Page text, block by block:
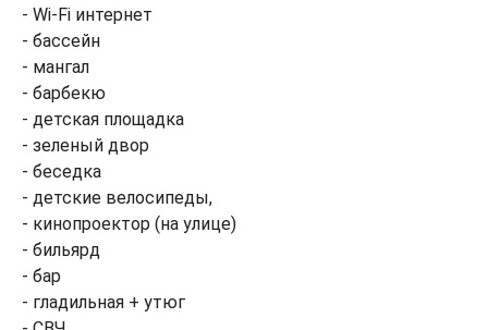
- Wi-Fi интернет
- бассейн
- мангал
- барбекю
- детская площадка
- зеленый двор
- беседка
- детские велосипеды,
- кинопроектор (на улице)
- бильярд
- бар
- гладильная + утюг